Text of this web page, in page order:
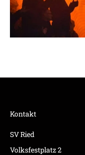
Kontakt
SV Ried
Volksfestplatz 2